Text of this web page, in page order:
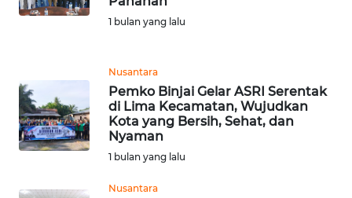
1 bulan yang lalu
Nusantara
Pemko Binjai Gelar ASRI Serentak
di Lima Kecamatan, Wujudkan
Kota yang Bersih, Sehat, dan
Nyaman
1 bulan yang lalu
Nusantara
KALSEL
WN